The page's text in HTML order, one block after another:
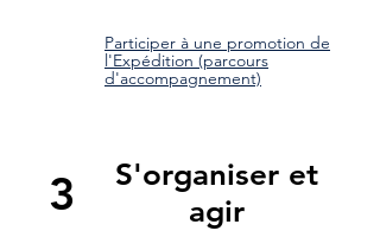
Participer à une promotion de
l'Expédition (parcours
d'accompagnement)
S'organiser et
agir
3